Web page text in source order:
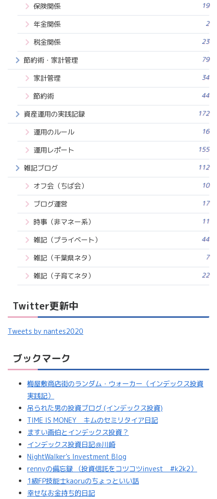
保険関係 19
年金関係 2
税金関係 23
節約術・家計管理 79
家計管理 34
節約術 44
資産運用の実践記録 172
運用のルール 16
運用レポート 155
雑記ブログ 112
オフ会（ちば会） 10
ブログ運営 17
時事（非マネー系） 11
雑記（プライベート） 44
雑記（千葉県ネタ） 7
雑記（子育てネタ） 22
Twitter更新中
Tweets by nantes2020
ブックマーク
梅屋敷商店街のランダム・ウォーカー（インデックス投資
実践記）
吊られた男の投資ブログ (インデックス投資)
TIME IS MONEY キムのセミリタイア日記
ますい画伯とインデックス投資？
インデックス投資日記＠川崎
NightWalker's Investment Blog
rennyの備忘録 （投資信託をコツコツinvest #k2k2）
1級FP技能士kaoruのちょっといい話
幸せなお金持ち的日記